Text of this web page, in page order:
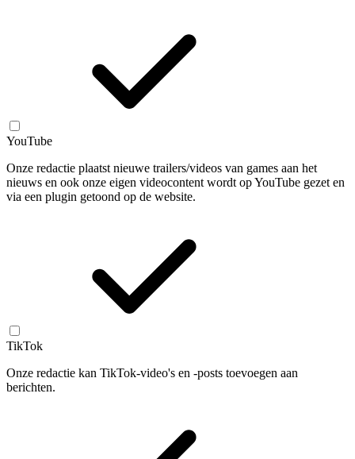
YouTube
Onze redactie plaatst nieuwe trailers/videos van games aan het
nieuws en ook onze eigen videocontent wordt op YouTube gezet en
via een plugin getoond op de website.
TikTok
Onze redactie kan TikTok-video's en -posts toevoegen aan
berichten.